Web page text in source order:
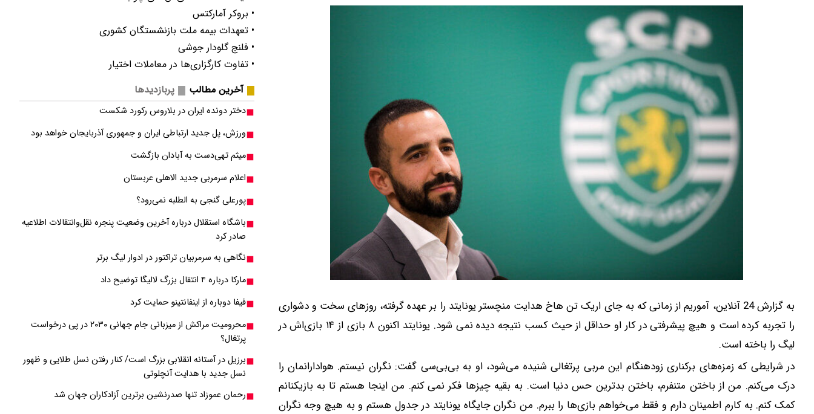
به گزارش 24 آنلاین، آموریم از زمانی که به جای اریک تن هاخ هدایت منچستر یونایتد را بر عهده گرفته، روزهای سخت و دشواری
را تجربه کرده است و هیچ پیشرفتی در کار او حداقل از حیث کسب نتیجه دیده نمی شود. یونایتد اکنون ۸ بازی از ۱۴ بازی‌اش در
لیگ را باخته است.
در شرایطی که زمزه‌های برکناری زودهنگام این مربی پرتغالی شنیده می‌شود، او به بی‌بی‌سی گفت: نگران نیستم. هوادارانمان را
درک می‌کنم. من از باختن متنفرم، باختن بدترین حس دنیا است. به بقیه چیزها فکر نمی کنم. من اینجا هستم تا به بازیکنانم
کمک کنم. به کارم اطمینان دارم و فقط می‌خواهم بازی‌ها را ببرم. من نگران جایگاه یونایتد در جدول هستم و به هیچ وجه نگران
• بروکر آمارکتس
• تعهدات بیمه ملت بازنشستگان کشوری
• فلنج گلودار جوشی
• تفاوت کارگزاری‌ها در معاملات اختیار
آخرین مطالب
پربازدیدها
دختر دونده ایران در بلاروس رکورد شکست
ورزش، پل جدید ارتباطی ایران و جمهوری آذربایجان خواهد بود
میثم تهی‌دست به آبادان بازگشت
اعلام سرمربی جدید الاهلی عربستان
پورعلی گنجی به الطلبه نمی‌رود؟
باشگاه استقلال درباره آخرین وضعیت پنجره نقل‌وانتقالات اطلاعیه
صادر کرد
نگاهی به سرمربیان تراکتور در ادوار لیگ برتر
مارکا درباره ۴ انتقال بزرگ لالیگا توضیح داد
فیفا دوباره از اینفانتینو حمایت کرد
محرومیت مراکش از میزبانی جام جهانی ۲۰۳۰ در پی درخواست
پرتغال؟
برزیل در آستانه انقلابی بزرگ است/ کنار رفتن نسل طلایی و ظهور
نسل جدید با هدایت آنچلوتی
رحمان عموزاد تنها صدرنشین برترین آزادکاران جهان شد